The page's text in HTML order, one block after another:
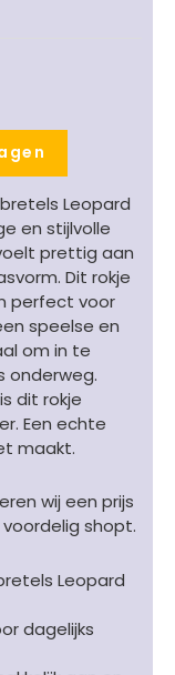
Leopard
en stijlvolle
prettig aan
Dit rokje
perfect voor
speelse en
om in te
onderweg.
dit rokje
Een echte
maakt.
wij een prijs
shopt.
Leopard
dagelijks